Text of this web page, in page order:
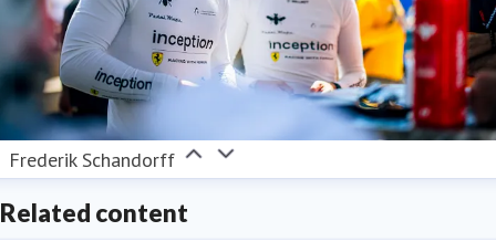
Frederik Schandorff
Related content